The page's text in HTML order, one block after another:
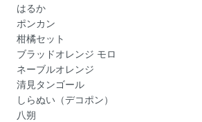
はるか
ポンカン
柑橘セット
ブラッドオレンジ モロ
ネーブルオレンジ
清見タンゴール
しらぬい（デコポン）
八朔